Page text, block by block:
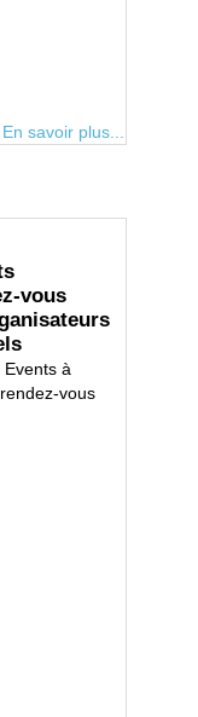
savoir plus...
vous
Events à
vous